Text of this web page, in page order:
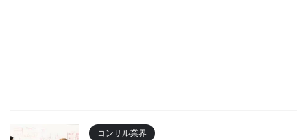
コンサル業界